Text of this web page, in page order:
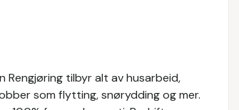
Rengjøring tilbyr alt av husarbeid,
som flytting, snørydding og mer.